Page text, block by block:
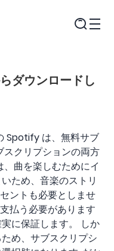
ダウンロードし
Spotify は、無料サブ
クリプションの両方
曲を楽しむためにイ
ため、音楽のストリ
ントも必要としませ
払う必要があります
に保証します。 しか
め、サブスクリプシ